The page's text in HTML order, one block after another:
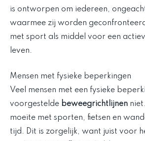
is ontworpen om iedereen,
waarmee zij worden
met sport als middel voor een
leven.
Mensen met fysieke beperkingen
Veel mensen met een fysieke
voorgestelde beweegrichtlijnen
moeite met sporten, fietsen en
tijd. Dit is zorgelijk, want juist voor